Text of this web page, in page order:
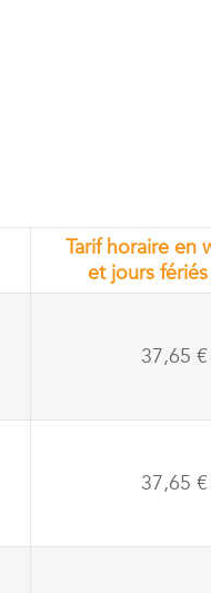
Tarif horaire en
et jours fériés
37,65 €
37,65 €